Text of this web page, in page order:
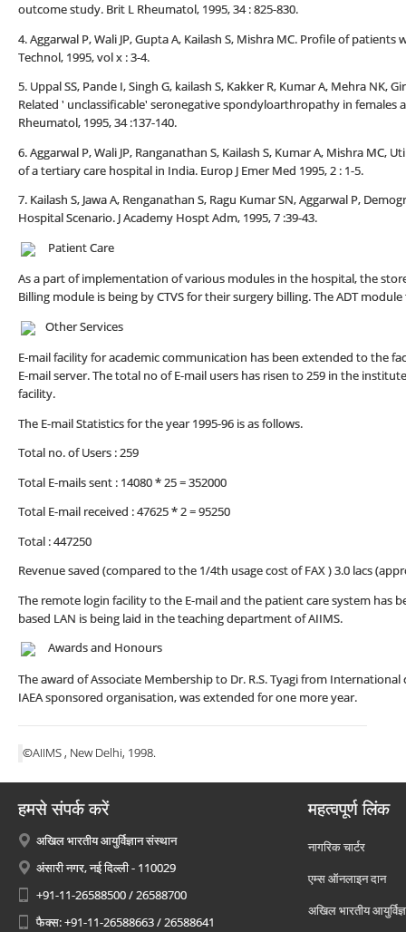
outcome study. Brit L Rheumatol, 1995, 34 : 825-830.
4. Aggarwal P, Wali JP, Gupta A, Kailash S, Mishra MC. Profile of
Technol, 1995, vol x : 3-4.
5. Uppal SS, Pande I, Singh G, kailash S, Kakker R, Kumar A, Mehra NK,
Related ' unclassificable' seronegative spondyloarthropathy in females
Rheumatol, 1995, 34 :137-140.
6. Aggarwal P, Wali JP, Ranganathan S, Kailash S, Kumar A, Mishra
of a tertiary care hospital in India. Europ J Emer Med 1995, 2 : 1-5.
7. Kailash S, Jawa A, Renganathan S, Ragu Kumar SN, Aggarwal P,
Hospital Scenario. J Academy Hospt Adm, 1995, 7 :39-43.
Patient Care
As a part of implementation of various modules in the hospital, the
Billing module is being by CTVS for their surgery billing. The ADT
Other Services
E-mail facility for academic communication has been extended to the
E-mail server. The total no of E-mail users has risen to 259 in the
facility.
The E-mail Statistics for the year 1995-96 is as follows.
Total no. of Users : 259
Total E-mails sent : 14080 * 25 = 352000
Total E-mail received : 47625 * 2 = 95250
Total : 447250
Revenue saved (compared to the 1/4th usage cost of FAX ) 3.0 lacs
The remote login facility to the E-mail and the patient care system has
based LAN is being laid in the teaching department of AIIMS.
Awards and Honours
The award of Associate Membership to Dr. R.S. Tyagi from
IAEA sponsored organisation, was extended for one more year.
©AIIMS , New Delhi, 1998.
हमसे संपर्क करें
अखिल भारतीय आयुर्विज्ञान संस्थान
अंसारी नगर, नई दिल्ली - 110029
+91-11-26588500 / 26588700
फैक्स: +91-11-26588663 / 26588641
महत्वपूर्ण लिंक
नागरिक चार्टर
एम्स ऑनलाइन दान
अखिल भारतीय